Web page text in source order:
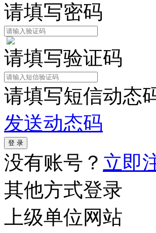
请填写密码
请填写验证码
请填写短信动态
发送动态码
没有账号？ 立即
其他方式登录
上级单位网站